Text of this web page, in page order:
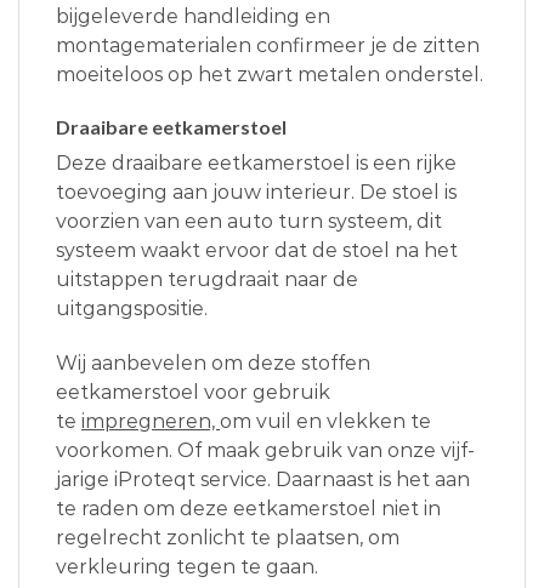
bijgeleverde handleiding en
montagematerialen confirmeer je de zitten
moeiteloos op het zwart metalen onderstel.
Draaibare eetkamerstoel
Deze draaibare eetkamerstoel is een rijke
toevoeging aan jouw interieur. De stoel is
voorzien van een auto turn systeem, dit
systeem waakt ervoor dat de stoel na het
uitstappen terugdraait naar de
uitgangspositie.
Wij aanbevelen om deze stoffen
eetkamerstoel voor gebruik
te impregneren, om vuil en vlekken te
voorkomen. Of maak gebruik van onze vijf-
jarige iProteqt service. Daarnaast is het aan
te raden om deze eetkamerstoel niet in
regelrecht zonlicht te plaatsen, om
verkleuring tegen te gaan.